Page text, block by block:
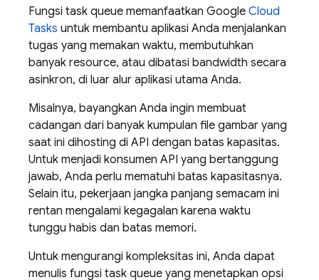
Fungsi task queue memanfaatkan Google Cloud
Tasks untuk membantu aplikasi Anda menjalankan
tugas yang memakan waktu, membutuhkan
banyak resource, atau dibatasi bandwidth secara
asinkron, di luar alur aplikasi utama Anda.
Misalnya, bayangkan Anda ingin membuat
cadangan dari banyak kumpulan file gambar yang
saat ini dihosting di API dengan batas kapasitas.
Untuk menjadi konsumen API yang bertanggung
jawab, Anda perlu mematuhi batas kapasitasnya.
Selain itu, pekerjaan jangka panjang semacam ini
rentan mengalami kegagalan karena waktu
tunggu habis dan batas memori.
Untuk mengurangi kompleksitas ini, Anda dapat
menulis fungsi task queue yang menetapkan opsi